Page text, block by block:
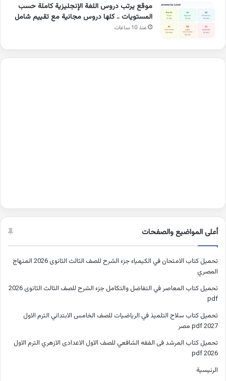
موقع يرتب دروس اللغة الإنجليزية كاملة حسب
المستويات .. كلها دروس مجانية مع تقييم شامل
منذ 10 ساعات
أعلى المواضيع والصفحات
تحميل كتاب الامتحان في الكيمياء جزء الشرح للصف الثالث الثانوى 2026 المنهاج
المصري
تحميل كتاب المعاصر في التفاضل والتكامل جزء الشرح للصف الثالث الثانوى 2026
pdf
تحميل كتاب سلاح التلميذ في الرياضيات للصف الخامس الابتدائي الترم الاول
2027 pdf مصر
تحميل كتاب المرشد فى الفقه الشافعي للصف الاول الاعدادى الازهري الترم الاول
2026 pdf
الرئيسية